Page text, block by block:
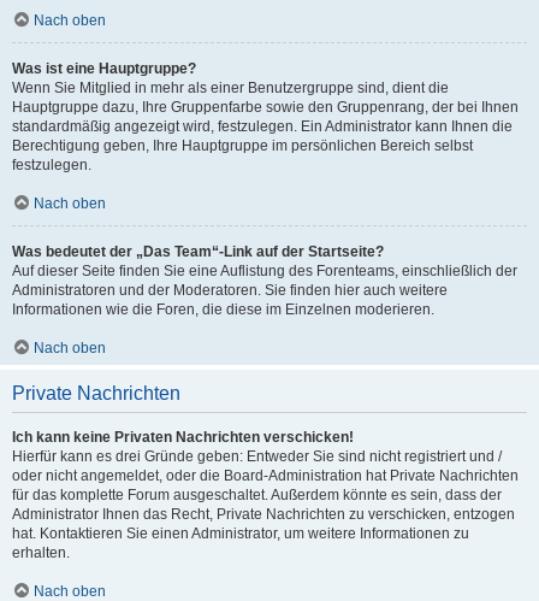
Nach oben
Was ist eine Hauptgruppe?
Wenn Sie Mitglied in mehr als einer Benutzergruppe sind, dient die
Hauptgruppe dazu, Ihre Gruppenfarbe sowie den Gruppenrang, der bei Ihnen
standardmäßig angezeigt wird, festzulegen. Ein Administrator kann Ihnen die
Berechtigung geben, Ihre Hauptgruppe im persönlichen Bereich selbst
festzulegen.
Nach oben
Was bedeutet der „Das Team“-Link auf der Startseite?
Auf dieser Seite finden Sie eine Auflistung des Forenteams, einschließlich der
Administratoren und der Moderatoren. Sie finden hier auch weitere
Informationen wie die Foren, die diese im Einzelnen moderieren.
Nach oben
Private Nachrichten
Ich kann keine Privaten Nachrichten verschicken!
Hierfür kann es drei Gründe geben: Entweder Sie sind nicht registriert und /
oder nicht angemeldet, oder die Board-Administration hat Private Nachrichten
für das komplette Forum ausgeschaltet. Außerdem könnte es sein, dass der
Administrator Ihnen das Recht, Private Nachrichten zu verschicken, entzogen
hat. Kontaktieren Sie einen Administrator, um weitere Informationen zu
erhalten.
Nach oben